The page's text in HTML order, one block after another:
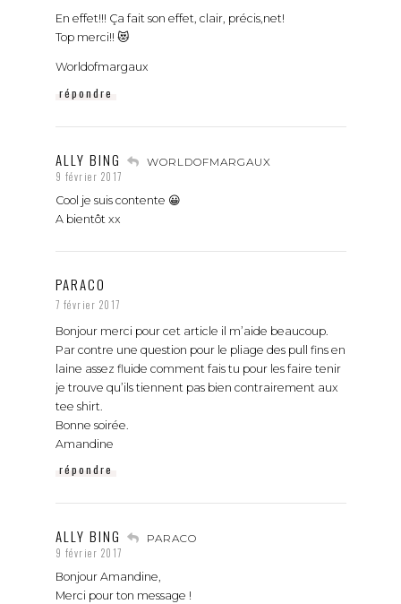
En effet!!! Ça fait son effet, clair, précis,net!
Top merci!! 😻
Worldofmargaux
répondre
ALLY BING WORLDOFMARGAUX
9 février 2017
Cool je suis contente 😀
A bientôt xx
PARACO
7 février 2017
Bonjour merci pour cet article il m’aide beaucoup.
Par contre une question pour le pliage des pull fins en
laine assez fluide comment fais tu pour les faire tenir
je trouve qu’ils tiennent pas bien contrairement aux
tee shirt.
Bonne soirée.
Amandine
répondre
ALLY BING PARACO
9 février 2017
Bonjour Amandine,
Merci pour ton message !